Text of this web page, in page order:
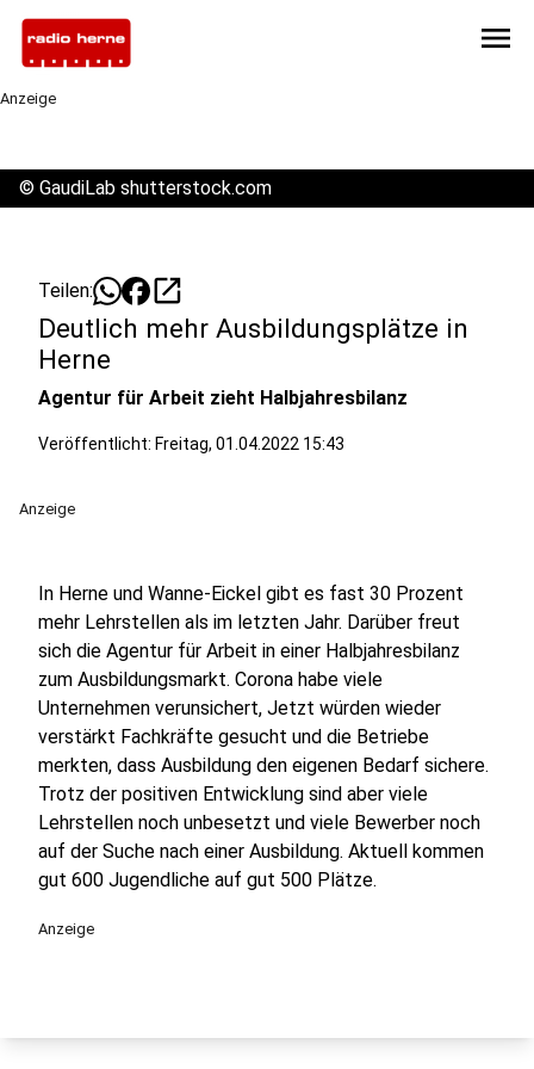
menu
Anzeige
© GaudiLab shutterstock.com
Teilen: open_in_new
Deutlich mehr Ausbildungsplätze in
Herne
Agentur für Arbeit zieht Halbjahresbilanz
Veröffentlicht: Freitag, 01.04.2022 15:43
Anzeige
In Herne und Wanne-Eickel gibt es fast 30 Prozent
mehr Lehrstellen als im letzten Jahr. Darüber freut
sich die Agentur für Arbeit in einer Halbjahresbilanz
zum Ausbildungsmarkt. Corona habe viele
Unternehmen verunsichert, Jetzt würden wieder
verstärkt Fachkräfte gesucht und die Betriebe
merkten, dass Ausbildung den eigenen Bedarf sichere.
Trotz der positiven Entwicklung sind aber viele
Lehrstellen noch unbesetzt und viele Bewerber noch
auf der Suche nach einer Ausbildung. Aktuell kommen
gut 600 Jugendliche auf gut 500 Plätze.
Anzeige